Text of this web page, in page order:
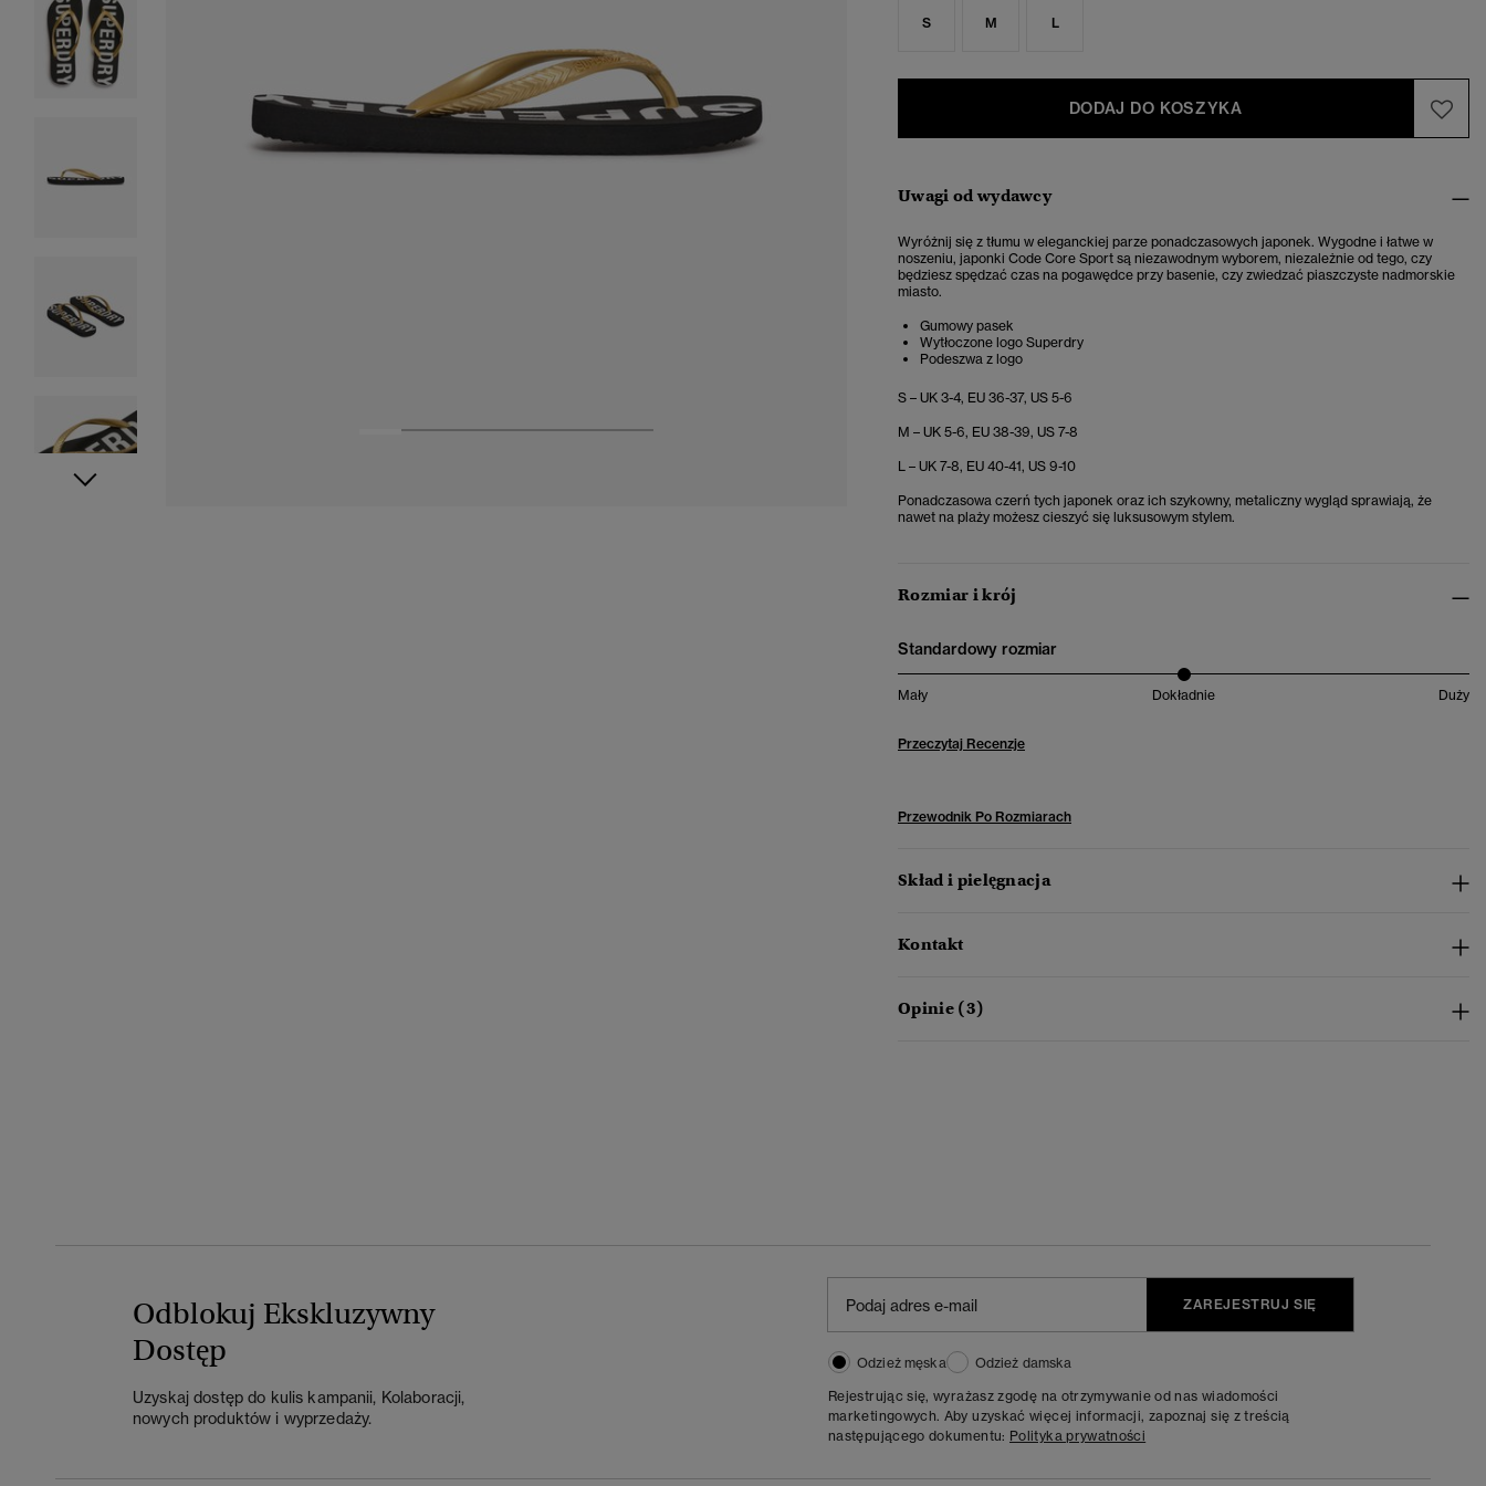
S M L
DODAJ DO KOSZYKA
Uwagi od wydawcy
Wyróżnij się z tłumu w eleganckiej parze ponadczasowych japonek. Wygodne i łatwe w
noszeniu, japonki Code Core Sport są niezawodnym wyborem, niezależnie od tego, czy
będziesz spędzać czas na pogawędce przy basenie, czy zwiedzać piaszczyste nadmorskie
miasto.
Gumowy pasek
Wytłoczone logo Superdry
Podeszwa z logo
S – UK 3-4, EU 36-37, US 5-6
M – UK 5-6, EU 38-39, US 7-8
L – UK 7-8, EU 40-41, US 9-10
Ponadczasowa czerń tych japonek oraz ich szykowny, metaliczny wygląd sprawiają, że
nawet na plaży możesz cieszyć się luksusowym stylem.
Rozmiar i krój
Standardowy rozmiar
Mały Dokładnie Duży
Przeczytaj Recenzje
Przewodnik Po Rozmiarach
Skład i pielęgnacja
Kontakt
Opinie (3)
Odblokuj Ekskluzywny
Dostęp
Uzyskaj dostęp do kulis kampanii, Kolaboracji,
nowych produktów i wyprzedaży.
ZAREJESTRUJ SIĘ
Odzież męska
Odzież damska
Rejestrując się, wyrażasz zgodę na otrzymywanie od nas wiadomości
marketingowych. Aby uzyskać więcej informacji, zapoznaj się z treścią
następującego dokumentu: Polityka prywatności